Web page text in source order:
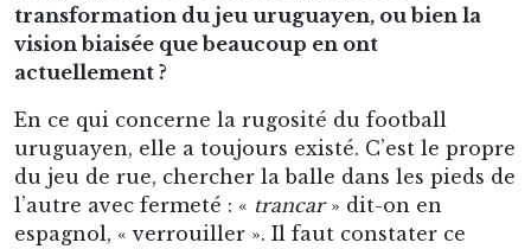
transformation du jeu uruguayen, ou bien la
vision biaisée que beaucoup en ont
actuellement ?
En ce qui concerne la rugosité du football
uruguayen, elle a toujours existé. C’est le propre
du jeu de rue, chercher la balle dans les pieds de
l’autre avec fermeté : « trancar» dit-on en
espagnol, « verrouiller ». Il faut constater ce